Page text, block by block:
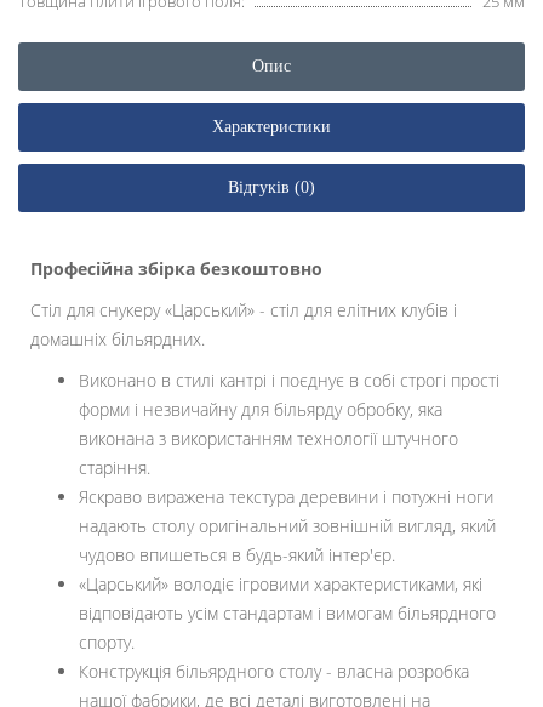
Опис
Характеристики
Відгуків (0)
Професійна збірка безкоштовно
Стіл для снукеру «Царський» - стіл для елітних клубів і
домашніх більярдних.
Виконано в стилі кантрі і поєднує в собі строгі прості
форми і незвичайну для більярду обробку, яка
виконана з використанням технології штучного
старіння.
Яскраво виражена текстура деревини і потужні ноги
надають столу оригінальний зовнішній вигляд, який
чудово впишеться в будь-який інтер'єр.
«Царський» володіє ігровими характеристиками, які
відповідають усім стандартам і вимогам більярдного
спорту.
Конструкція більярдного столу - власна розробка
нашої фабрики, де всі деталі виготовлені на